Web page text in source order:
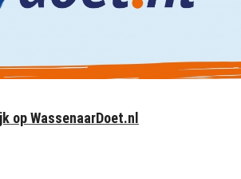
op WassenaarDoet.nl